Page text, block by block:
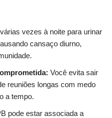
vezes à noite para urinar
cansaço diurno,
Você evita sair
reuniões longas com medo
a tempo.
pode estar associada a